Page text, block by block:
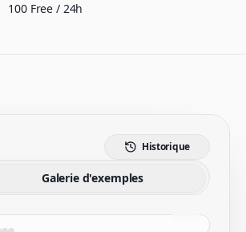
100 Free / 24h
Historique
Galerie d'exemples